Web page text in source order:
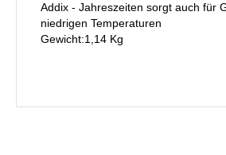
Addix - Jahreszeiten sorgt auch für
niedrigen Temperaturen
Gewicht:1,14 Kg